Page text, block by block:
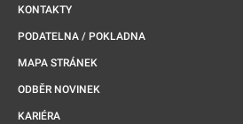
KONTAKTY
PODATELNA / POKLADNA
MAPA STRÁNEK
ODBĚR NOVINEK
KARIÉRA